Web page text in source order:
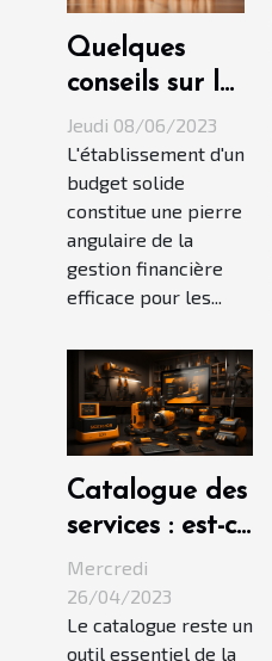
Quelques
conseils sur la
gestion
financière des
PME
Jeudi 08/06/2023
L'établissement d'un
budget solide
constitue une pierre
angulaire de la
gestion financière
efficace pour les...
Catalogue des
services : est-ce
un outil
efficace pour
la visibilité
Mercredi
26/04/2023
Le catalogue reste un
outil essentiel de la